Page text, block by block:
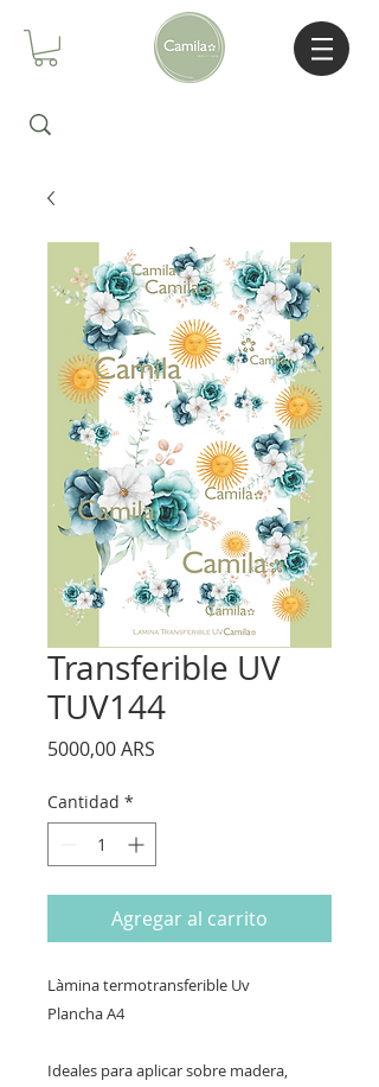
Transferible UV
TUV144
5000,00 ARS
Cantidad *
Agregar al carrito
Làmina termotransferible Uv
Plancha A4
Ideales para aplicar sobre madera,